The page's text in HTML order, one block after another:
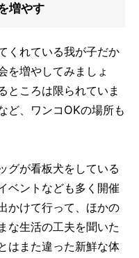
増やす
くれている我が子だか
を増やしてみましょ
ところは限られていま
ど、ワンコOKの場所も
グが看板犬をしている
ベントなども多く開催
かけて行って、ほかの
な生活の工夫を聞いた
はまた違った新鮮な体